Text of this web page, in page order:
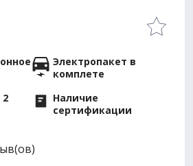
Электропакет в
комплете
2
Наличие
сертификации